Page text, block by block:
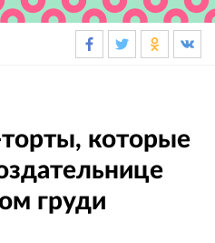
которые
груди